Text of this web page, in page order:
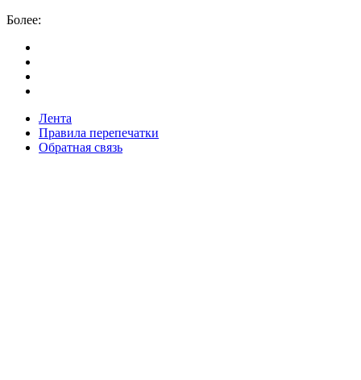
Более:
Лента
Правила перепечатки
Обратная связь